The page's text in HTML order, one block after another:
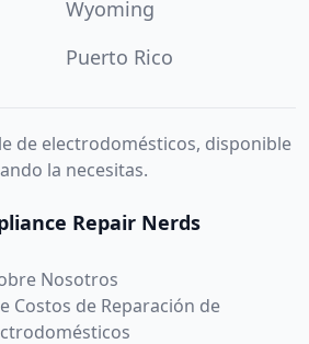
Wyoming
Puerto Rico
de electrodomésticos, disponible
la necesitas.
Repair Nerds
Nosotros
Costos de Reparación de